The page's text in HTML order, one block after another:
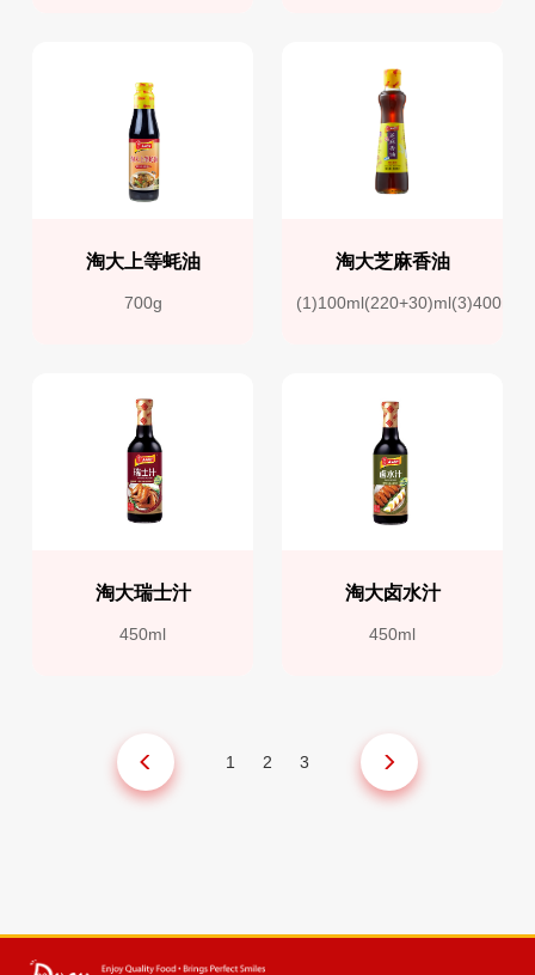
淘大上等蚝油
700g
淘大芝麻香油
淘大瑞士汁
450ml
淘大卤水汁
450ml
1 2 3